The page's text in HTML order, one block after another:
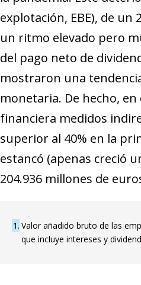
explotación, EBE), de
un ritmo elevado pero
del pago neto de
mostraron una
monetaria. De hecho,
financiera medidos
superior al 40% en la
estancó (apenas creció
204.936 millones de
1 Valor añadido bruto de las
que incluye intereses y